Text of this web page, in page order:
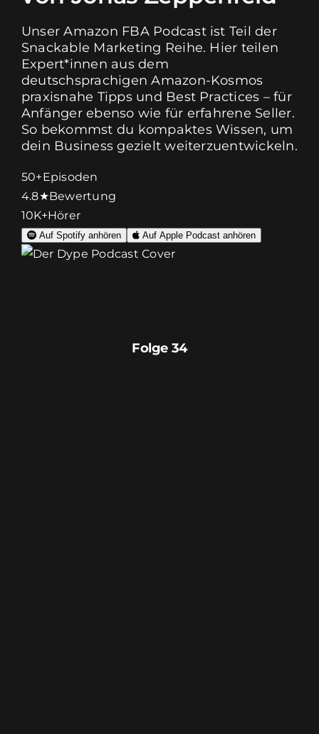
Zum Erstgespräch
Unser Amazon FBA Podcast ist Teil der
Snackable Marketing Reihe. Hier teilen
Expert*innen aus dem
deutschsprachigen Amazon-Kosmos
praxisnahe Tipps und Best Practices – für
Anfänger ebenso wie für erfahrene Seller.
So bekommst du kompaktes Wissen, um
dein Business gezielt weiterzuentwickeln.
50+Episoden
4.8★Bewertung
10K+Hörer
Auf Spotify anhören Auf Apple Podcast anhören
Folge 34